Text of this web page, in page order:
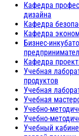
Кафедра
дизайна
Кафедра
Кафедра
Бизнес-
Кафедра
Учебная
продуктов
Учебная
Учебная
Учебно-
Учебно-
Учебный